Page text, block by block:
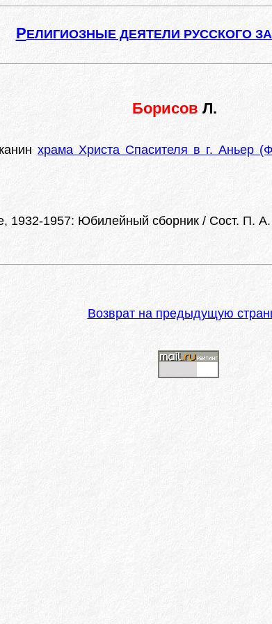
РЕЛИГИОЗНЫЕ ДЕЯТЕЛИ РУССКОГО
Борисов Л.
храма Христа Спасителя в г. Аньер
1932-1957: Юбилейный сборник / Сост. П.
Возврат на предыдущую